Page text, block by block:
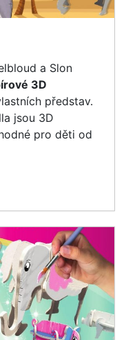
a Slon
3D
představ.
jsou 3D
pro děti od